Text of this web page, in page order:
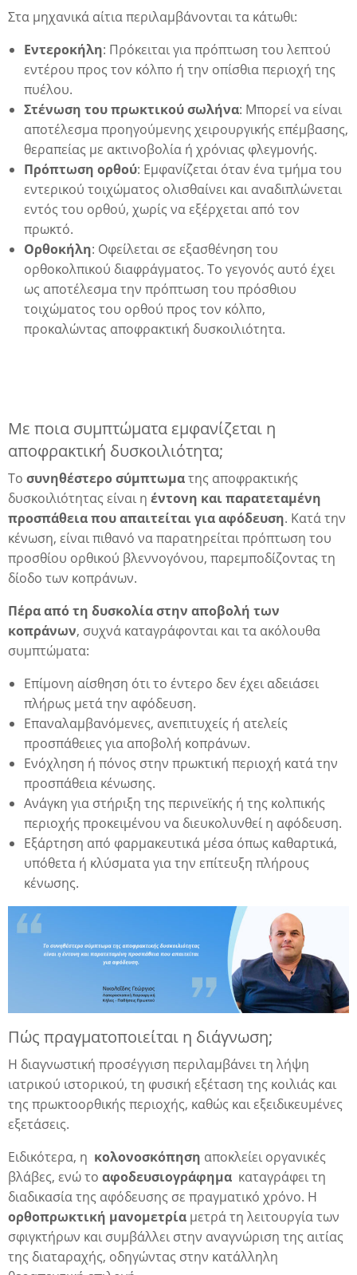
Στα μηχανικά αίτια περιλαμβάνονται τα κάτωθι:
Εντεροκήλη: Πρόκειται για πρόπτωση του λεπτού
εντέρου προς τον κόλπο ή την οπίσθια περιοχή της
πυέλου.
Στένωση του πρωκτικού σωλήνα: Μπορεί να είναι
αποτέλεσμα προηγούμενης χειρουργικής επέμβασης,
θεραπείας με ακτινοβολία ή χρόνιας φλεγμονής.
Πρόπτωση ορθού: Εμφανίζεται όταν ένα τμήμα του
εντερικού τοιχώματος ολισθαίνει και αναδιπλώνεται
εντός του ορθού, χωρίς να εξέρχεται από τον
πρωκτό.
Ορθοκήλη: Οφείλεται σε εξασθένηση του
ορθοκολπικού διαφράγματος. Το γεγονός αυτό έχει
ως αποτέλεσμα την πρόπτωση του πρόσθιου
τοιχώματος του ορθού προς τον κόλπο,
προκαλώντας αποφρακτική δυσκοιλιότητα.
Με ποια συμπτώματα εμφανίζεται η
αποφρακτική δυσκοιλιότητα;
Το συνηθέστερο σύμπτωματης αποφρακτικής
δυσκοιλιότητας είναι η έντονη και παρατεταμένη
προσπάθεια που απαιτείται για αφόδευση. Κατά την
κένωση, είναι πιθανό να παρατηρείται πρόπτωση του
προσθίου ορθικού βλεννογόνου, παρεμποδίζοντας τη
δίοδο των κοπράνων.
Πέρα από τη δυσκολία στην αποβολή των
κοπράνων, συχνά καταγράφονται και τα ακόλουθα
συμπτώματα:
Επίμονη αίσθηση ότι το έντερο δεν έχει αδειάσει
πλήρως μετά την αφόδευση.
Επαναλαμβανόμενες, ανεπιτυχείς ή ατελείς
προσπάθειες για αποβολή κοπράνων.
Ενόχληση ή πόνος στην πρωκτική περιοχή κατά την
προσπάθεια κένωσης.
Ανάγκη για στήριξη της περινεϊκής ή της κολπικής
περιοχής προκειμένου να διευκολυνθεί η αφόδευση.
Εξάρτηση από φαρμακευτικά μέσα όπως καθαρτικά,
υπόθετα ή κλύσματα για την επίτευξη πλήρους
κένωσης.
Πώς πραγματοποιείται η διάγνωση;
Η διαγνωστική προσέγγιση περιλαμβάνει τη λήψη
ιατρικού ιστορικού, τη φυσική εξέταση της κοιλιάς και
της πρωκτοορθικής περιοχής, καθώς και εξειδικευμένες
εξετάσεις.
Ειδικότερα, η κολονοσκόπηση αποκλείει οργανικές
βλάβες, ενώ το αφοδευσιογράφημα καταγράφει τη
διαδικασία της αφόδευσης σε πραγματικό χρόνο. Η
ορθοπρωκτική μανομετρία μετρά τη λειτουργία των
σφιγκτήρων και συμβάλλει στην αναγνώριση της αιτίας
της διαταραχής, οδηγώντας στην κατάλληλη